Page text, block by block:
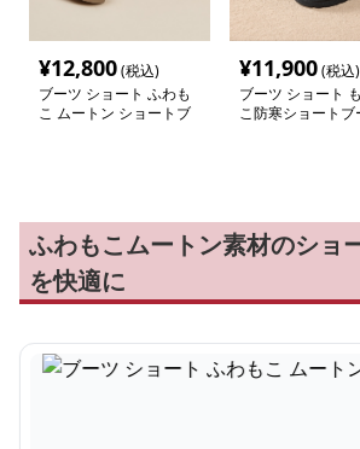
¥12,800(税込)
ブーツ ショート ふわも
こ ムートン ショートブ
¥11,900(税込)
ブーツ ショート
こ防寒ショートブ
ふわもこムートン素材のショ
を快適に